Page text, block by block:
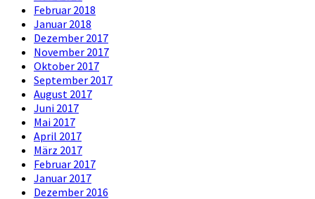
Februar 2018
Januar 2018
Dezember 2017
November 2017
Oktober 2017
September 2017
August 2017
Juni 2017
Mai 2017
April 2017
März 2017
Februar 2017
Januar 2017
Dezember 2016